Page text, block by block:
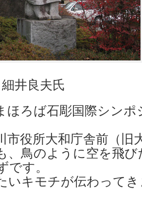
井良夫氏
ほろば石彫国際シン
市役所大和庁舎前（旧
、鳥のように空を飛
です。
いキモチが伝わって